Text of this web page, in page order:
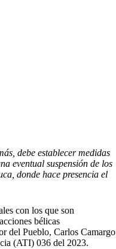
debe establecer medidas
eventual suspensión de los
donde hace presencia el
con los que son
bélicas
del Pueblo, Carlos Camargo
(ATI) 036 del 2023.